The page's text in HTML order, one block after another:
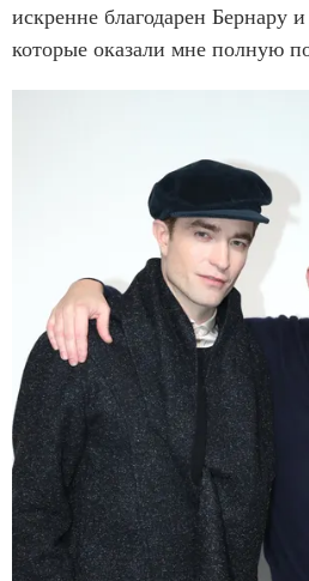
искренне благодарен Бернару
которые оказали мне полную